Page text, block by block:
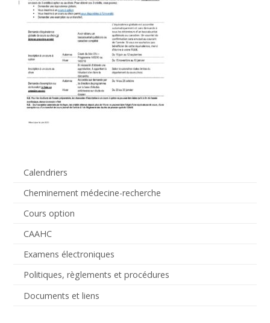
Calendriers
Cheminement médecine-recherche
Cours option
CAAHC
Examens électroniques
Politiques, règlements et procédures
Documents et liens